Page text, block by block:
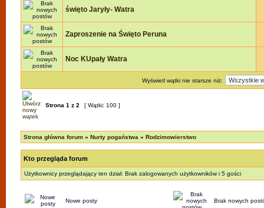
święto Jaryły- Watra
Zaproszenie na Święto Peruna
Noc KUpały Watra
Wyświetl wątki nie starsze niż:
Strona 1 z 2 [ Wątki: 100 ]
Strona główna forum » Nurty pogaństwa » Rodzimowierstwo
Kto przegląda forum
Użytkownicy przeglądający ten dział: Brak zalogowanych użytkowników i 5 gości
Nowe posty Brak nowych